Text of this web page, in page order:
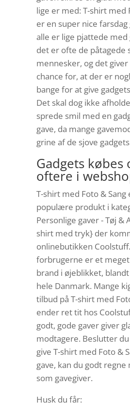
lige er med: T-shirt med
er en super nice farsdag
alle er lige pjattede med
det er ofte de påtagede
mennesker, og det giver
chance for, at der er
bange for at give
Det skal dog ikke
sprede smil med en
gave, da mange
grine af de sjove
Gadgets købes
oftere i
T-shirt med Foto &
populære produkt i
Personlige gaver - Tøj &
shirt med tryk} der
onlinebutikken
forbrugerne er et
brand i øjeblikket,
hele Danmark. Mange
tilbud på T-shirt med
ender ret tit hos
godt, gode gaver giver
modtagere. Beslutter
give T-shirt med Foto &
gave, kan du godt regne
som gavegiver.
Husk du får: